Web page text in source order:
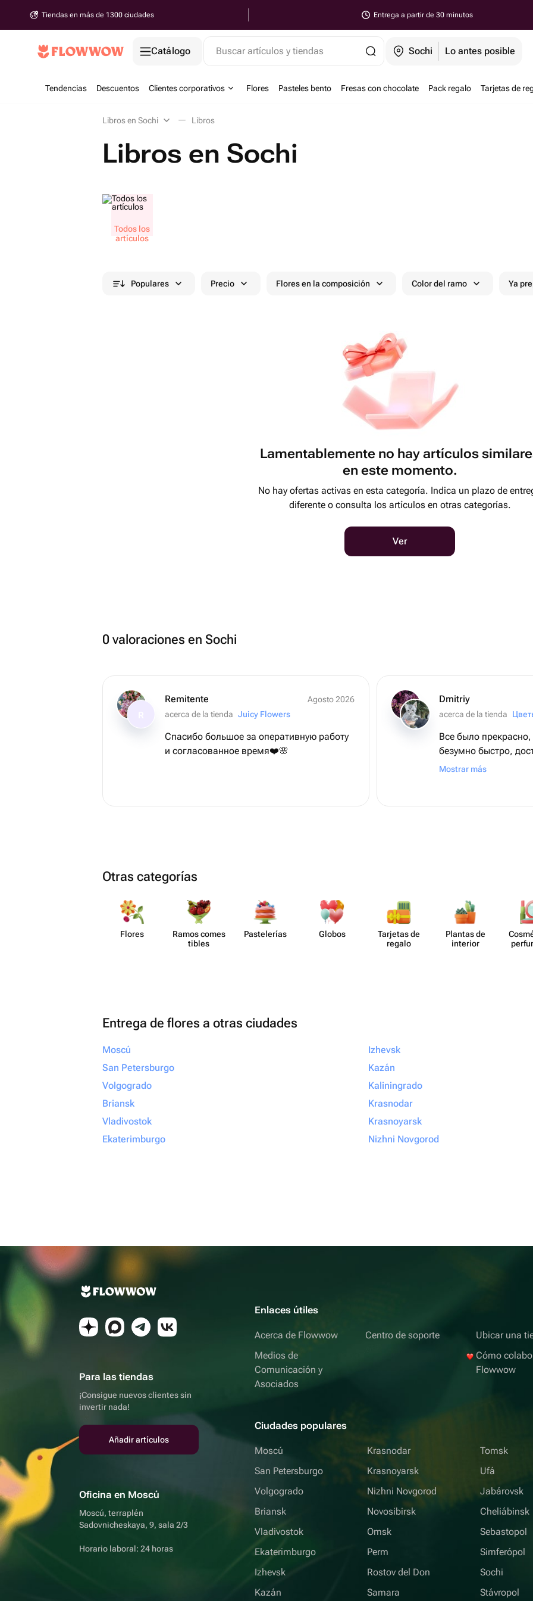
Tiendas en más de 1300 ciudades Entrega a partir de 30 minutos
Catálogo Buscar artículos y tiendas Sochi Lo antes posible
Tendencias Descuentos Clientes corporativos Flores Pasteles bento Fresas con chocolate Pack regalo Tarjetas de
Libros en Sochi Libros
Libros en Sochi
Todos los
artículos
Populares Precio Flores en la composición Color del ramo Ya
Lamentablemente no hay artículos
en este momento.
No hay ofertas activas en esta categoría. Indica un plazo de
diferente o consulta los artículos en otras categorías.
Ver
0 valoraciones en Sochi
Remitente
Agosto 2026
acerca de la tienda Juicy Flowers
Спасибо большое за оперативную работу
и согласованное время❤️🌸
Dmitriy
acerca de la tienda
Все было прекрасно,
безумно быстро,
Искренне
Mostrar más
Otras categorías
Flores
Ramos comes​
tibles
Paste​lerías Globos
Tarjetas de
regalo
Plantas de
interior
Entrega de flores a otras ciudades
Moscú
San Petersburgo
Volgogrado
Briansk
Vladivostok
Ekaterimburgo
Izhevsk
Kazán
Kaliningrado
Krasnodar
Krasnoyarsk
Nizhni Novgorod
Para las tiendas
¡Consigue nuevos clientes sin
invertir nada!
Añadir artículos
Oficina en Moscú
Moscú, terraplén
Sadovnicheskaya, 9, sala 2/3
Horario laboral: 24 horas
Enlaces útiles
Acerca de Flowwow
Medios de
Comunicación y
Asociados
Centro de soporte
Ubicar una
Cómo
Flowwow
Ciudades populares
Moscú
San Petersburgo
Volgogrado
Briansk
Vladivostok
Ekaterimburgo
Izhevsk
Kazán
Krasnodar
Krasnoyarsk
Nizhni Novgorod
Novosibirsk
Omsk
Perm
Rostov del Don
Samara
Tomsk
Ufá
Jabárovsk
Cheliábinsk
Sebastopol
Simferópol
Sochi
Stávropol